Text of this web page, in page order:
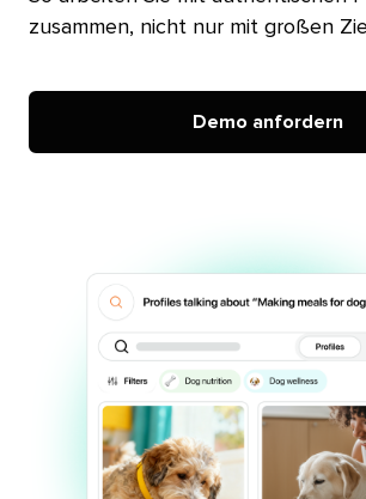
zusammen, nicht nur mit großen
Demo anfordern​​